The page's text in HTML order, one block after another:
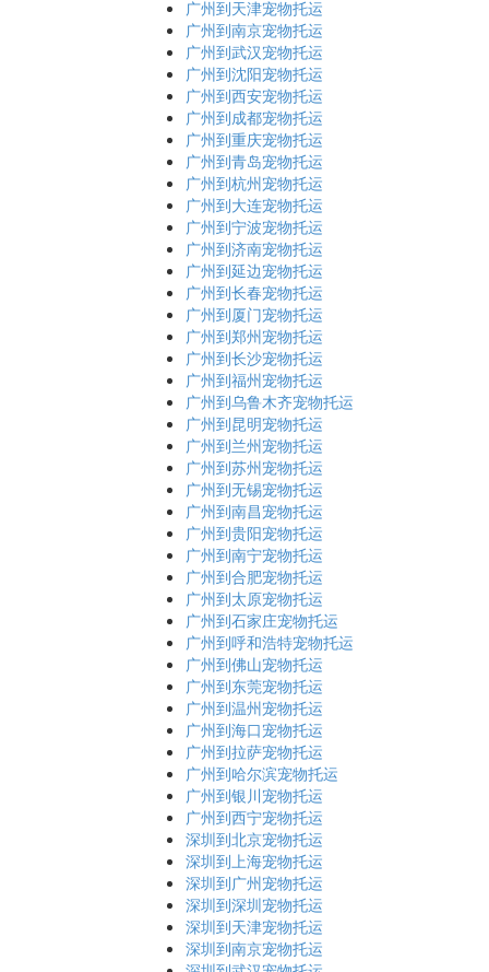
广州到天津宠物托运
广州到南京宠物托运
广州到武汉宠物托运
广州到沈阳宠物托运
广州到西安宠物托运
广州到成都宠物托运
广州到重庆宠物托运
广州到青岛宠物托运
广州到杭州宠物托运
广州到大连宠物托运
广州到宁波宠物托运
广州到济南宠物托运
广州到延边宠物托运
广州到长春宠物托运
广州到厦门宠物托运
广州到郑州宠物托运
广州到长沙宠物托运
广州到福州宠物托运
广州到乌鲁木齐宠物托运
广州到昆明宠物托运
广州到兰州宠物托运
广州到苏州宠物托运
广州到无锡宠物托运
广州到南昌宠物托运
广州到贵阳宠物托运
广州到南宁宠物托运
广州到合肥宠物托运
广州到太原宠物托运
广州到石家庄宠物托运
广州到呼和浩特宠物托运
广州到佛山宠物托运
广州到东莞宠物托运
广州到温州宠物托运
广州到海口宠物托运
广州到拉萨宠物托运
广州到哈尔滨宠物托运
广州到银川宠物托运
广州到西宁宠物托运
深圳到北京宠物托运
深圳到上海宠物托运
深圳到广州宠物托运
深圳到深圳宠物托运
深圳到天津宠物托运
深圳到南京宠物托运